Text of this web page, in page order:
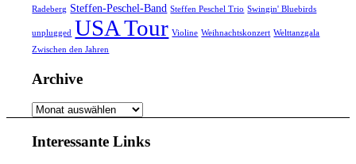
Radeberg Steffen-Peschel-Band Steffen Peschel Trio Swingin' Bluebirds
unplugged USA Tour Violine Weihnachtskonzert Welttanzgala
Zwischen den Jahren
Archive
Archive
Interessante Links